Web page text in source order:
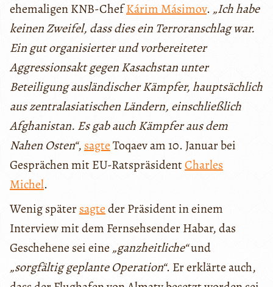
ehemaligen KNB-ChefKárim Másimov. „Ich habe
keinen Zweifel, dass dies ein Terroranschlag war.
Ein gut organisierter und vorbereiteter
Aggressionsakt gegen Kasachstan unter
Beteiligung ausländischer Kämpfer, hauptsächlich
aus zentralasiatischen Ländern, einschließlich
Afghanistan. Es gab auch Kämpfer aus dem
Nahen Osten“, sagteToqaev am 10. Januar bei
Gesprächen mit EU-RatspräsidentCharles
Michel.
Wenig spätersagteder Präsident in einem
Interview mit dem Fernsehsender Habar, das
Geschehene sei eine „ganzheitliche“und
„sorgfältig geplante Operation“. Er erklärte auch,